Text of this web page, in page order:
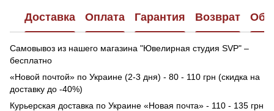
Доставка Оплата Гарантия Возврат
Самовывоз из нашего магазина "Ювелирная студия SVP" –
бесплатно
«Новой почтой» по Украине (2-3 дня) - 80 - 110 грн (скидка на
доставку до -40%)
Курьерская доставка по Украине «Новая почта» - 110 - 135 грн